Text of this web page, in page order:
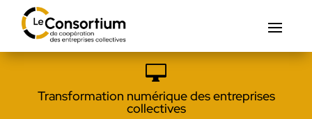

Transformation numérique des entreprises
collectives